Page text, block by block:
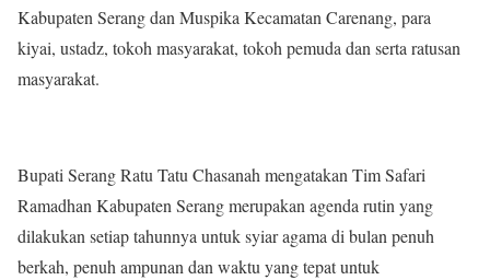
Kabupaten Serang dan Muspika Kecamatan Carenang, para
kiyai, ustadz, tokoh masyarakat, tokoh pemuda dan serta ratusan
masyarakat.
Bupati Serang Ratu Tatu Chasanah mengatakan Tim Safari
Ramadhan Kabupaten Serang merupakan agenda rutin yang
dilakukan setiap tahunnya untuk syiar agama di bulan penuh
berkah, penuh ampunan dan waktu yang tepat untuk